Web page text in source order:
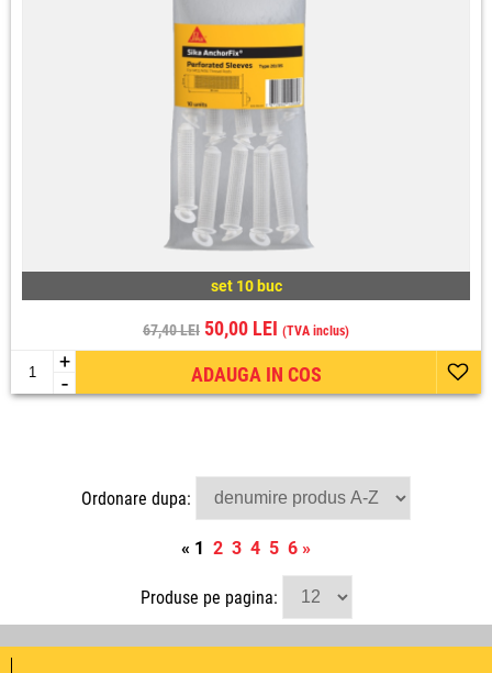
set 10 buc
67,40 LEI 50,00 LEI (TVA inclus)
+
- ADAUGA IN COS
Ordonare dupa:
« 1 2 3 4 5 6 »
Produse pe pagina: